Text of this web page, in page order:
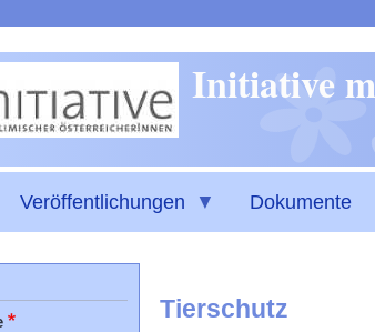
Initiative
Veröffentlichungen Dokumente
Tierschutz